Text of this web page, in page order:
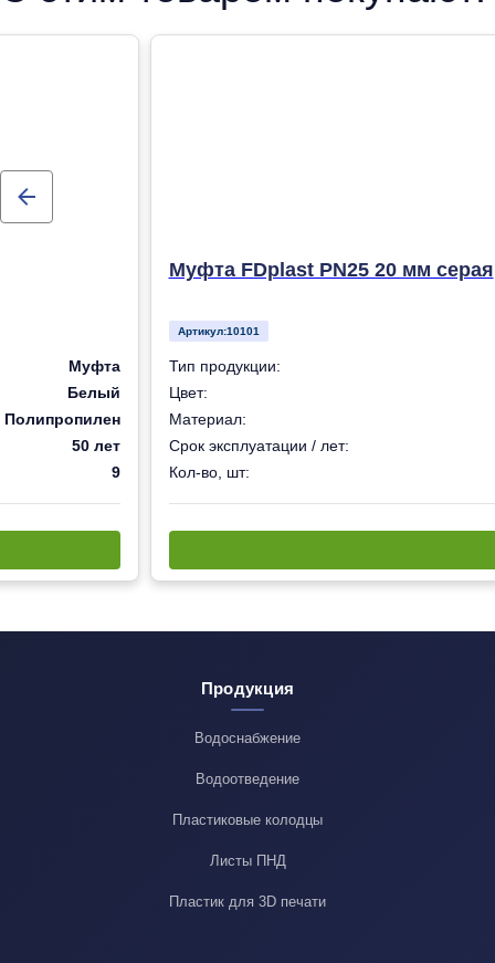
Муфта
Белый
Полипропилен
50 лет
9
Муфта FDplast PN25 20 мм серая
Артикул:10101
Тип продукции:
Цвет:
Материал:
Срок эксплуатации / лет:
Кол-во, шт:
Продукция
Водоснабжение
Водоотведение
Пластиковые колодцы
Листы ПНД
Пластик для 3D печати